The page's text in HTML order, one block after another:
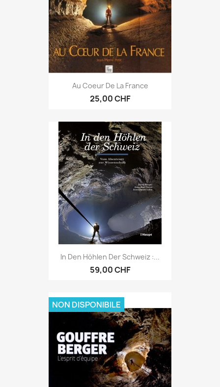
Au Coeur De La France
25,00 CHF
In Den Höhlen Der Schweiz :...
59,00 CHF
NON DISPONIBILE